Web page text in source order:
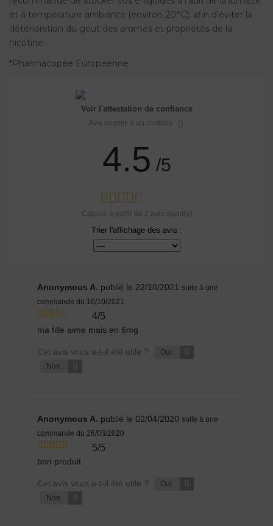
et à température ambiante (environ 20°C), afin d’éviter la
détérioration du gout des aromes et propriétés de la
nicotine.
*Pharmacopée Européenne
Voir l'attestation de confiance
Avis soumis à un contrôle
4.5 /5
Calculé à partir de 2 avis client(s)
Trier l'affichage des avis :
Anonymous A. publié le 22/10/2021 suite à une
commande du 16/10/2021
4/5
ma fille aime mais en 6mg
Cet avis vous a-t-il été utile ? Oui 0
Non 0
Anonymous A. publié le 02/04/2020 suite à une
commande du 26/03/2020
5/5
bon produit
Cet avis vous a-t-il été utile ? Oui 0
Non 0